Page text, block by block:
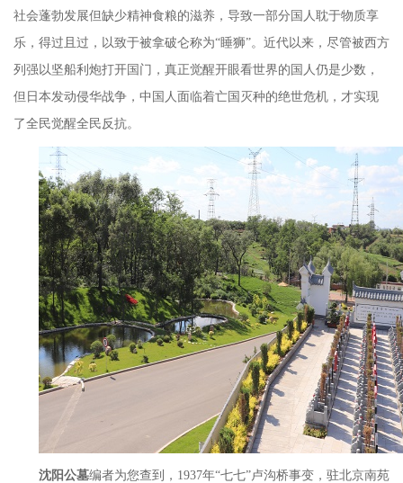
社会蓬勃发展但缺少精神食粮的滋养，导致一部分国人耽于物质享
乐，得过且过，以致于被拿破仑称为“睡狮”。近代以来，尽管被西方
列强以坚船利炮打开国门，真正觉醒开眼看世界的国人仍是少数，
但日本发动侵华战争，中国人面临着亡国灭种的绝世危机，才实现
了全民觉醒全民反抗。
沈阳公墓编者为您查到， 1937年“七七”卢沟桥事变，驻北京南苑